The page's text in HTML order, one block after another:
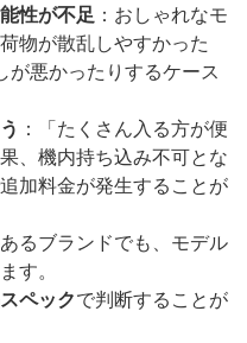
性が不足 ：おしゃれなモ
物が散乱しやすかった
が悪かったりするケース
：「たくさん入る方が便
、機内持ち込み不可とな
加料金が発生することが
るブランドでも、モデル
す。
ペックで判断することが